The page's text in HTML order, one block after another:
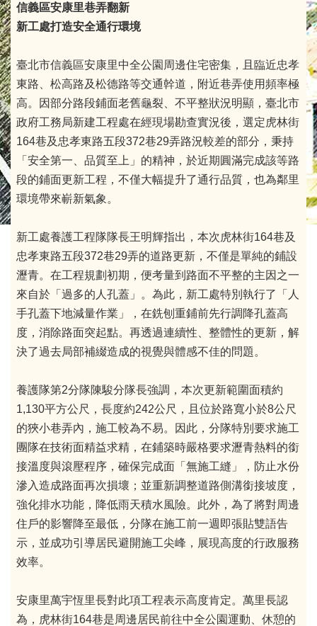
信義區安康里巷弄翻新
新工處打造安全通行環境
臺北市信義區安康里中全公園周邊住宅密集，且臨近忠孝
東路、松高路及松德路等交通幹道，附近巷弄使用頻率極
高。因部分路段鋪面老舊龜裂、不平整狀況明顯，臺北市
政府工務局新建工程處在經現場勘查實況後，選定虎林街
164巷及忠孝東路五段372巷29弄路況較差的部分，秉持
「安全第一、品質至上」的精神，於近期圓滿完成該等路
段的鋪面更新工程，不僅大幅提升了通行品質，也為鄰里
環境帶來嶄新氣象。
新工處養護工程隊隊長王明輝指出，本次虎林街164巷及
忠孝東路五段372巷29弄的道路更新，不僅是單純的鋪設
瀝青。在工程規劃初期，便考量到路面不平整的主因之一
來自於「過多的人孔蓋」。為此，新工處特別執行了「人
手孔蓋下地減量作業」，在銑刨重鋪前先行調降孔蓋高
度，消除路面突起點。再透過連續性、整體性的更新，解
決了過去局部補綴造成的視覺與體感不佳的問題。
養護隊第2分隊陳駿分隊長強調，本次更新範圍面積約
1,130平方公尺，長度約242公尺，且位於路寬小於8公尺
的狹小巷弄內，施工較為不易。因此，分隊特別要求施工
團隊在技術面精益求精，在鋪築時嚴格要求瀝青熱料的銜
接溫度與滾壓程序，確保完成面「無施工縫」，防止水份
滲入造成路面再次損壞；並重新調整道路側溝銜接坡度，
強化排水功能，降低雨天積水風險。此外，為了將對周邊
住戶的影響降至最低，分隊在施工前一週即張貼雙語告
示，並成功引導居民避開施工尖峰，展現高度的行政服務
效率。
安康里萬宇恆里長對此項工程表示高度肯定。萬里長認
為，虎林街164巷是周邊居民前往中全公園運動、休憩的